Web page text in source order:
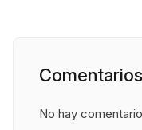
Comentarios
No hay